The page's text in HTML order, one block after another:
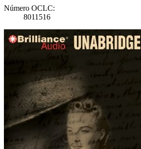
Número OCLC:
8011516